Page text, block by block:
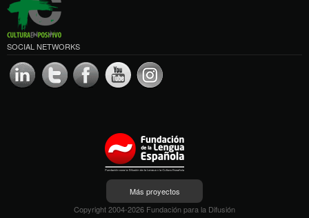
SOCIAL NETWORKS
Más proyectos
Copyright 2004-2026 Fundación para la Difusión